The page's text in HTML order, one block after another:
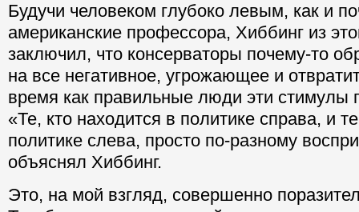
Будучи человеком глубоко левым, как и
американские профессора, Хиббинг из
заключил, что консерваторы почему-то
на все негативное, угрожающее и
время как правильные люди эти стимулы
«Те, кто находится в политике справа, и
политике слева, просто по-разному
объяснял Хиббинг.
Это, на мой взгляд, совершенно